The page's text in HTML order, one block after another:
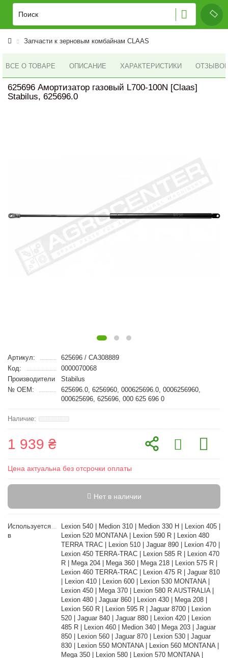
Запчасти к зерновым комбайнам CLAAS
ВСЕ О ТОВАРЕ ОПИСАНИЕ ХАРАКТЕРИСТИКИ ОТЗЫВОВ
625696 Амортизатор газовый L700-100N [Claas]
Stabilus, 625696.0
Артикул:
625696 / CA308889
Код:
0000070068
Производители
Stabilus
№ OEM:
625696.0, 6256960, 000625696.0, 0006256960,
000625696, 625696, 000 625 696 0
1 939 ₴
Цена актуальна без отсрочки оплаты
Нет в наличии
Используется
в
Lexion 540 | Medion 310 | Medion 330 H | Lexion 405 |
Lexion 520 MONTANA | Lexion 590 R | Lexion 480
TERRA TRAC | Lexion 510 | Jaguar 890 | Lexion 470 |
Lexion 450 TERRA-TRAC | Lexion 585 R | Lexion 470
R | Mega 204 | Mega 360 | Mega 218 | Lexion 575 R |
Lexion 460 TERRA-TRAC | Lexion 475 R | Jaguar 810
| Lexion 410 | Lexion 600 | Lexion 530 MONTANA |
Lexion 450 | Mega 370 | Lexion 580 R AUSTRALIA |
Lexion 480 | Jaguar 860 | Lexion 430 | Mega 208 |
Lexion 560 R | Lexion 595 R | Jaguar 8700 | Lexion
520 | Jaguar 840 | Jaguar 880 | Lexion 420 | Lexion
485 R | Lexion 460 | Medion 340 | Mega 203 | Jaguar
850 | Lexion 560 | Jaguar 870 | Lexion 530 | Jaguar
830 | Lexion 550 MONTANA | Lexion 560 MONTANA |
Mega 350 | Lexion 580 | Lexion 570 MONTANA |